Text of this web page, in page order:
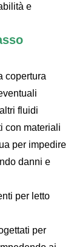
e
copertura
fluidi
con materiali
per impedire
danni e
per letto
per